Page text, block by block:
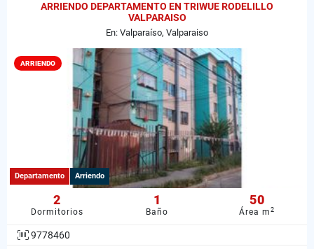
ARRIENDO DEPARTAMENTO EN TRIWUE RODELILLO
VALPARAISO
En: Valparaíso, Valparaiso
ARRIENDO
Departamento Arriendo
2
Dormitorios
1
Baño
50
Área m2
9778460